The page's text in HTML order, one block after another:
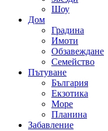
Шоу
Дом
Градина
Имоти
Обзавеждане
Семейство
Пътуване
България
Екзотика
Море
Планина
Забавление